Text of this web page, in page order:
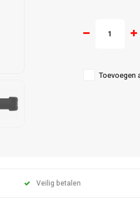
Toevoegen
Veilig betalen